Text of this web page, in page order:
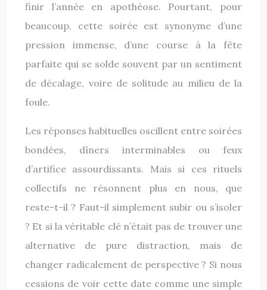
finir l’année en apothéose. Pourtant, pour
beaucoup, cette soirée est synonyme d’une
pression immense, d’une course à la fête
parfaite qui se solde souvent par un sentiment
de décalage, voire de solitude au milieu de la
foule.
Les réponses habituelles oscillent entre soirées
bondées, dîners interminables ou feux
d’artifice assourdissants. Mais si ces rituels
collectifs ne résonnent plus en nous, que
reste-t-il ? Faut-il simplement subir ou s’isoler
? Et si la véritable clé n’était pas de trouver une
alternative de pure distraction, mais de
changer radicalement de perspective ? Si nous
cessions de voir cette date comme une simple